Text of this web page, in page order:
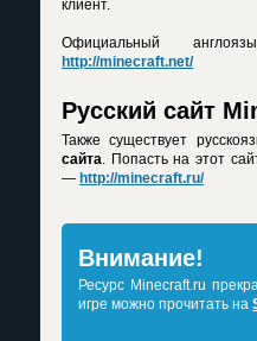
клиент.
Официальный
http://minecraft.net/
Русский сайт
Также существует
сайта. Попасть на этот
— http://minecraft.ru/
Внимание!
Ресурс Minecraft.ru
игре можно прочитать на